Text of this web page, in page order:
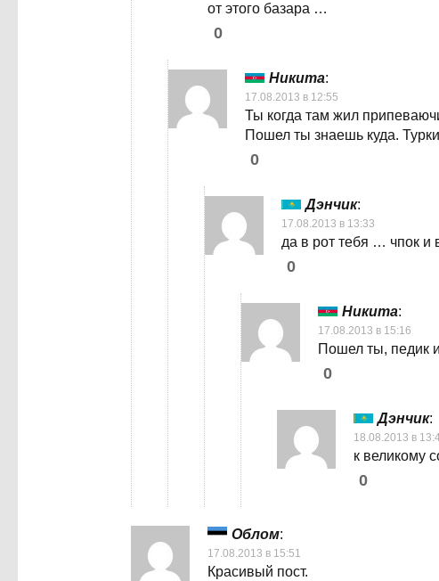
от этого базара …
0
Никита:
17.08.2013 в 12:55
Ты когда там жил
Пошел ты знаешь куда.
0
Дэнчик:
17.08.2013 в 13:33
да в рот тебя … чпок и
0
Никита:
17.08.2013 в 15:16
Пошел ты, педик
0
Дэнчик:
18.08.2013 в
к великому
0
Облом:
17.08.2013 в 15:51
Красивый пост.